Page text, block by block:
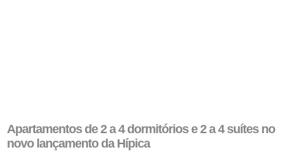
Apartamentos de 2 a 4 dormitórios e 2 a 4 suítes no
novo lançamento da Hípica